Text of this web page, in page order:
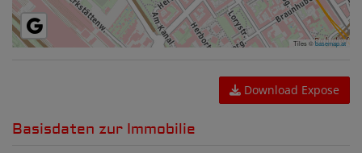
Tiles ©basemap.at
Download Expose
Basisdaten zur Immobilie